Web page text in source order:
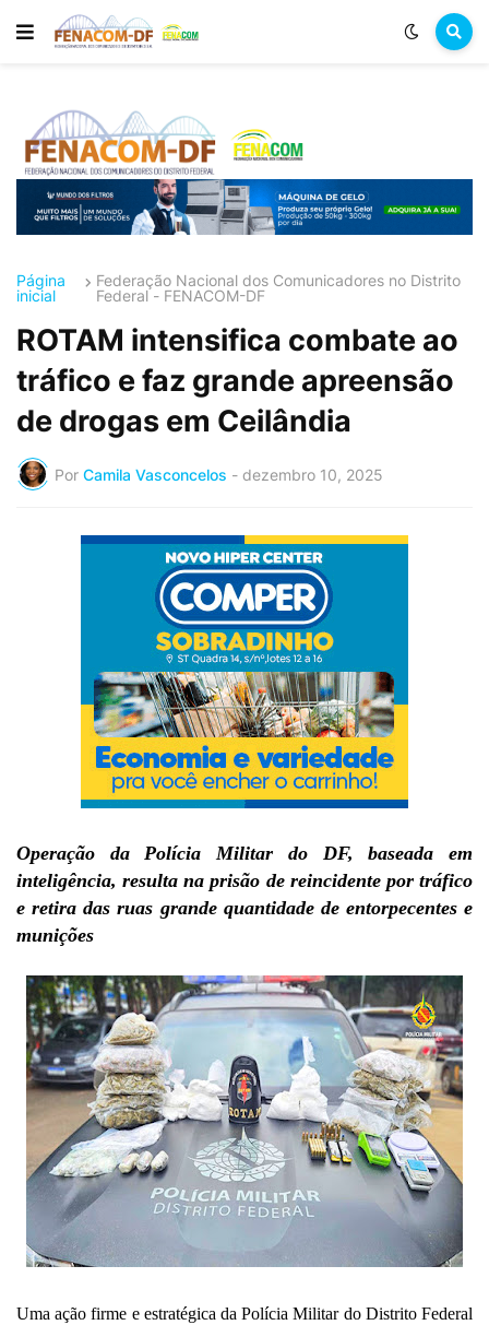
Página
inicial
Federação Nacional dos Comunicadores no Distrito
Federal - FENACOM-DF
ROTAM intensifica combate ao
tráfico e faz grande apreensão
de drogas em Ceilândia
Por Camila Vasconcelos - dezembro 10, 2025
Operação da Polícia Militar do DF, baseada em
inteligência, resulta na prisão de reincidente por tráfico
e retira das ruas grande quantidade de entorpecentes e
munições
Uma ação firme e estratégica da Polícia Militar do Distrito Federal